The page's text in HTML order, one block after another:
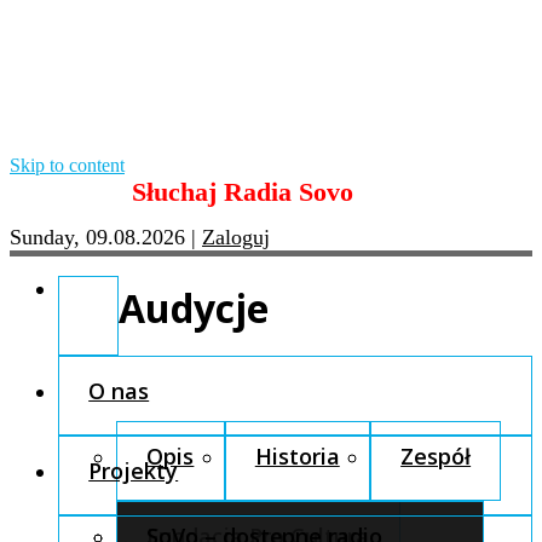
Skip to content
Słuchaj Radia Sovo
Sunday, 09.08.2026 | Zaloguj
O nas
Opis Historia Zespół
Fundacja Pro Cultura
Projekty
SoVo – dostępne radio
Audycje